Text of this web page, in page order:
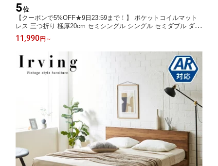
5位
【クーポンで5%OFF★9日23:59まで！】 ポケットコイルマット
レス 三つ折り 極厚20cm セミシングル シングル セミダブル ダブ
ル クイーン 高密度ポケットコイル 抗菌防臭 防ダニ 帝人マイティ
トップ2 圧縮ロール ソファになるマットレス
11,990円 ～